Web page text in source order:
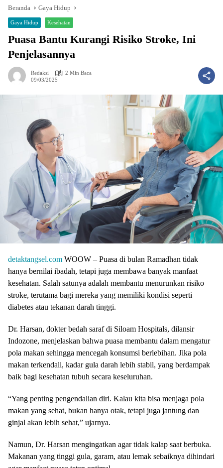
Beranda Gaya Hidup
Gaya Hidup Kesehatan
Puasa Bantu Kurangi Risiko Stroke, Ini
Penjelasannya
Redaksi
2 Min Baca
09/03/2025
detaktangsel.com WOOW – Puasa di bulan Ramadhan tidak
hanya bernilai ibadah, tetapi juga membawa banyak manfaat
kesehatan. Salah satunya adalah membantu menurunkan risiko
stroke, terutama bagi mereka yang memiliki kondisi seperti
diabetes atau tekanan darah tinggi.
Dr. Harsan, dokter bedah saraf di Siloam Hospitals, dilansir
Indozone, menjelaskan bahwa puasa membantu dalam mengatur
pola makan sehingga mencegah konsumsi berlebihan. Jika pola
makan terkendali, kadar gula darah lebih stabil, yang berdampak
baik bagi kesehatan tubuh secara keseluruhan.
“Yang penting pengendalian diri. Kalau kita bisa menjaga pola
makan yang sehat, bukan hanya otak, tetapi juga jantung dan
ginjal akan lebih sehat,” ujarnya.
Namun, Dr. Harsan mengingatkan agar tidak kalap saat berbuka.
Makanan yang tinggi gula, garam, atau lemak sebaiknya dihindari